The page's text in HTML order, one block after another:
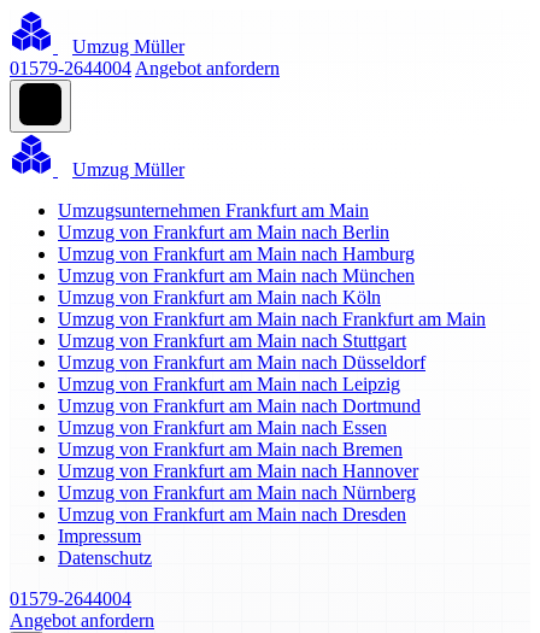
Umzug Müller
01579-2644004 Angebot anfordern
Umzug Müller
Umzugsunternehmen Frankfurt am Main
Umzug von Frankfurt am Main nach Berlin
Umzug von Frankfurt am Main nach Hamburg
Umzug von Frankfurt am Main nach München
Umzug von Frankfurt am Main nach Köln
Umzug von Frankfurt am Main nach Frankfurt am Main
Umzug von Frankfurt am Main nach Stuttgart
Umzug von Frankfurt am Main nach Düsseldorf
Umzug von Frankfurt am Main nach Leipzig
Umzug von Frankfurt am Main nach Dortmund
Umzug von Frankfurt am Main nach Essen
Umzug von Frankfurt am Main nach Bremen
Umzug von Frankfurt am Main nach Hannover
Umzug von Frankfurt am Main nach Nürnberg
Umzug von Frankfurt am Main nach Dresden
Impressum
Datenschutz
01579-2644004
Angebot anfordern